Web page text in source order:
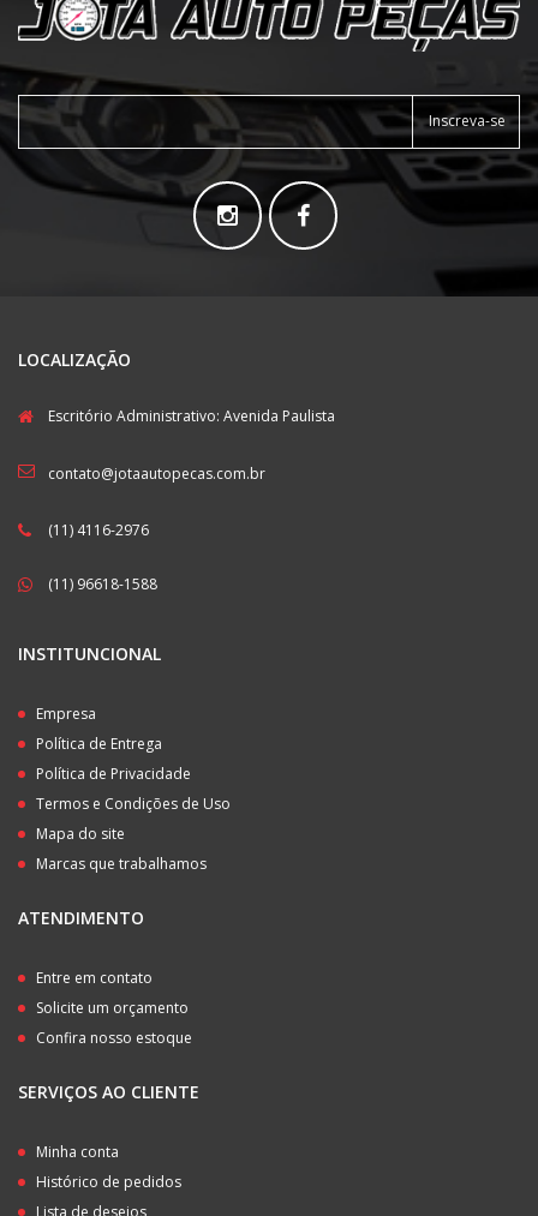
Inscreva-se
LOCALIZAÇÃO
Escritório Administrativo: Avenida Paulista
contato@jotaautopecas.com.br
(11) 4116-2976
(11) 96618-1588
INSTITUNCIONAL
Empresa
Política de Entrega
Política de Privacidade
Termos e Condições de Uso
Mapa do site
Marcas que trabalhamos
ATENDIMENTO
Entre em contato
Solicite um orçamento
Confira nosso estoque
SERVIÇOS AO CLIENTE
Minha conta
Histórico de pedidos
Lista de desejos